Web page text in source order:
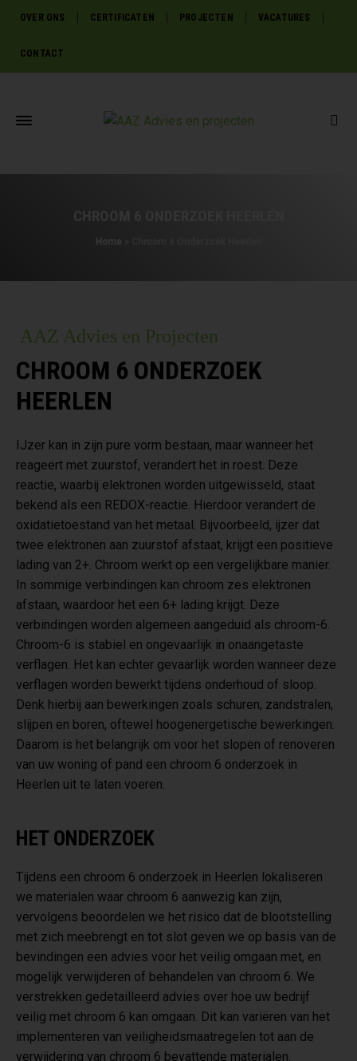
OVER ONS CERTIFICATEN PROJECTEN VACATURES
CONTACT
AAZ Advies en Projecten
CHROOM 6 ONDERZOEK
HEERLEN
IJzer kan in zijn pure vorm bestaan, maar wanneer het
reageert met zuurstof, verandert het in roest. Deze
reactie, waarbij elektronen worden uitgewisseld, staat
bekend als een REDOX-reactie. Hierdoor verandert de
oxidatietoestand van het metaal. Bijvoorbeeld, ijzer dat
twee elektronen aan zuurstof afstaat, krijgt een positieve
lading van 2+. Chroom werkt op een vergelijkbare manier.
In sommige verbindingen kan chroom zes elektronen
afstaan, waardoor het een 6+ lading krijgt. Deze
verbindingen worden algemeen aangeduid als chroom-6.
Chroom-6 is stabiel en ongevaarlijk in onaangetaste
verflagen. Het kan echter gevaarlijk worden wanneer deze
verflagen worden bewerkt tijdens onderhoud of sloop.
Denk hierbij aan bewerkingen zoals schuren, zandstralen,
slijpen en boren, oftewel hoogenergetische bewerkingen.
Daarom is het belangrijk om voor het slopen of renoveren
van uw woning of pand een chroom 6 onderzoek in
Heerlen uit te laten voeren.
HET ONDERZOEK
Tijdens een chroom 6 onderzoek in Heerlen lokaliseren
we materialen waar chroom 6 aanwezig kan zijn,
vervolgens beoordelen we het risico dat de blootstelling
met zich meebrengt en tot slot geven we op basis van de
bevindingen een advies voor het veilig omgaan met, en
mogelijk verwijderen of behandelen van chroom 6. We
verstrekken gedetailleerd advies over hoe uw bedrijf
veilig met chroom 6 kan omgaan. Dit kan variëren van het
implementeren van veiligheidsmaatregelen tot aan de
verwijdering van chroom 6 bevattende materialen.